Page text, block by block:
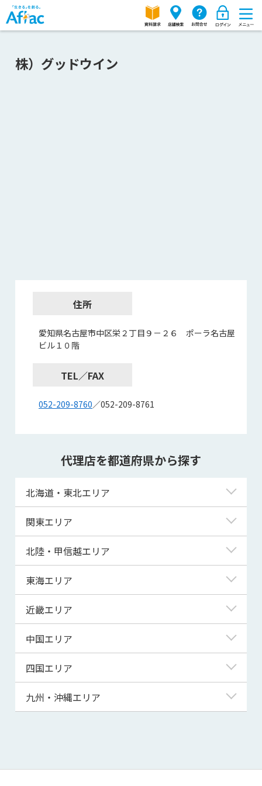
株）グッドウイン
住所
愛知県名古屋市中区栄２丁目９－２６ ポーラ名古屋
ビル１０階
TEL／FAX
052-209-8760／052-209-8761
代理店を都道府県から探す
北海道・東北エリア
北海道
青森県
宮城県
秋田県
山形県
関東エリア
東京都
神奈川県
埼玉県
千葉県
茨城県
群馬県
北陸・甲信越エリア
新潟県
富山県
福井県
山梨県
長野県
東海エリア
岐阜県
静岡県
三重県
近畿エリア
滋賀県
京都府
大阪府
兵庫県
和歌山県
中国エリア
鳥取県
島根県
山口県
四国エリア
徳島県
高知県
九州・沖縄エリア